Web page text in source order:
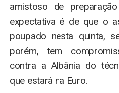
amistoso de
expectativa é de que o
poupado nesta quinta,
porém, tem
contra a Albânia do
que estará na Euro.